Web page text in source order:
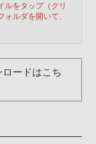
的を含む
ることは
第三者に
リバース
ンパイル
ルをタップ（クリ
ルダを開いて、
ードはこち